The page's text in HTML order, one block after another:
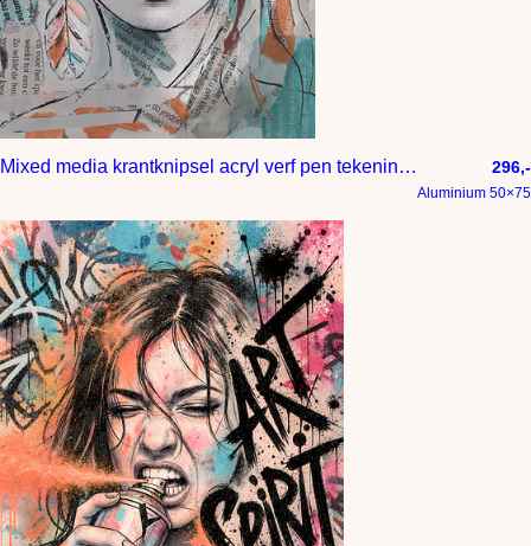
Mixed media krantknipsel acryl verf pen tekening en digitaal tekenen 296,-
Aluminium 50×75